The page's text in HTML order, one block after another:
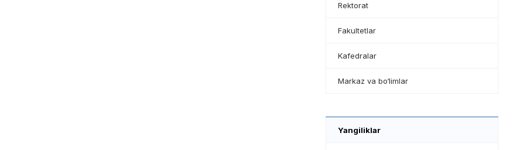
Rektorat
Fakultetlar
Kafedralar
Markaz va bo‘limlar
Yangiliklar